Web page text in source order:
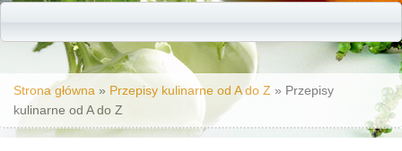
Jesteś tutaj
Strona główna » Przepisy kulinarne od A do Z » Przepisy
kulinarne od A do Z